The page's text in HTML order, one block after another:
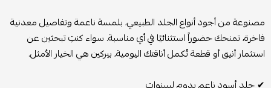
مصنوعة من أجود أنواع الجلد الطبيعي، بلمسة ناعمة وتفاصيل معدنية
فاخرة، تمنحك حضوراً استثنائيًا في أي مناسبة. سواء كنتِ تبحثين عن
استثمار أنيق أو قطعة تُكمل أناقتك اليومية، بيركين هي الخيار الأمثل.